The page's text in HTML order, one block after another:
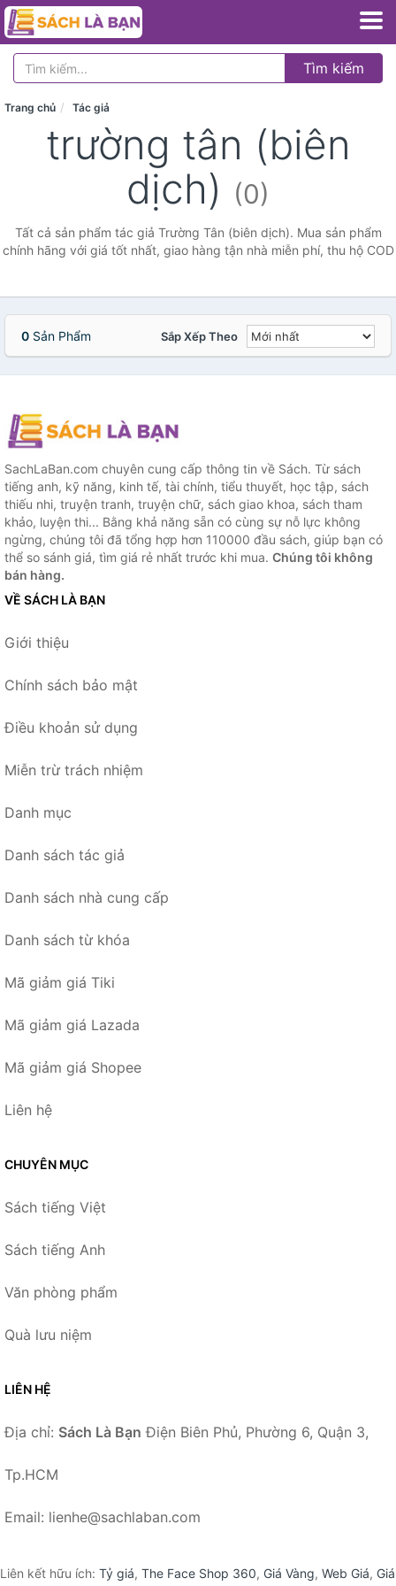
Tìm kiếm
Trang chủ Tác giả
trường tân (biên
dịch) (0)
Tất cả sản phẩm tác giả Trường Tân (biên dịch). Mua sản phẩm
chính hãng với giá tốt nhất, giao hàng tận nhà miễn phí, thu hộ COD
0 Sản Phẩm Sắp Xếp Theo
SachLaBan.com chuyên cung cấp thông tin về Sách. Từ sách
tiếng anh, kỹ năng, kinh tế, tài chính, tiểu thuyết, học tập, sách
thiếu nhi, truyện tranh, truyện chữ, sách giao khoa, sách tham
khảo, luyện thi... Bằng khả năng sẵn có cùng sự nỗ lực không
ngừng, chúng tôi đã tổng hợp hơn 110000 đầu sách, giúp bạn có
thể so sánh giá, tìm giá rẻ nhất trước khi mua. Chúng tôi không
bán hàng.
VỀ SÁCH LÀ BẠN
Giới thiệu
Chính sách bảo mật
Điều khoản sử dụng
Miễn trừ trách nhiệm
Danh mục
Danh sách tác giả
Danh sách nhà cung cấp
Danh sách từ khóa
Mã giảm giá Tiki
Mã giảm giá Lazada
Mã giảm giá Shopee
Liên hệ
CHUYÊN MỤC
Sách tiếng Việt
Sách tiếng Anh
Văn phòng phẩm
Quà lưu niệm
LIÊN HỆ
Địa chỉ: Sách Là Bạn Điện Biên Phủ, Phường 6, Quận 3,
Tp.HCM
Email: lienhe@sachlaban.com
Liên kết hữu ích: Tỷ giá, The Face Shop 360, Giá Vàng, Web Giá, Giá